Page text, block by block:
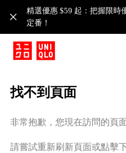
精選優惠 $59 起：把握限時
定番！​
找不到頁面
非常抱歉，您現在訪問的頁
請嘗試重新刷新頁面或點擊